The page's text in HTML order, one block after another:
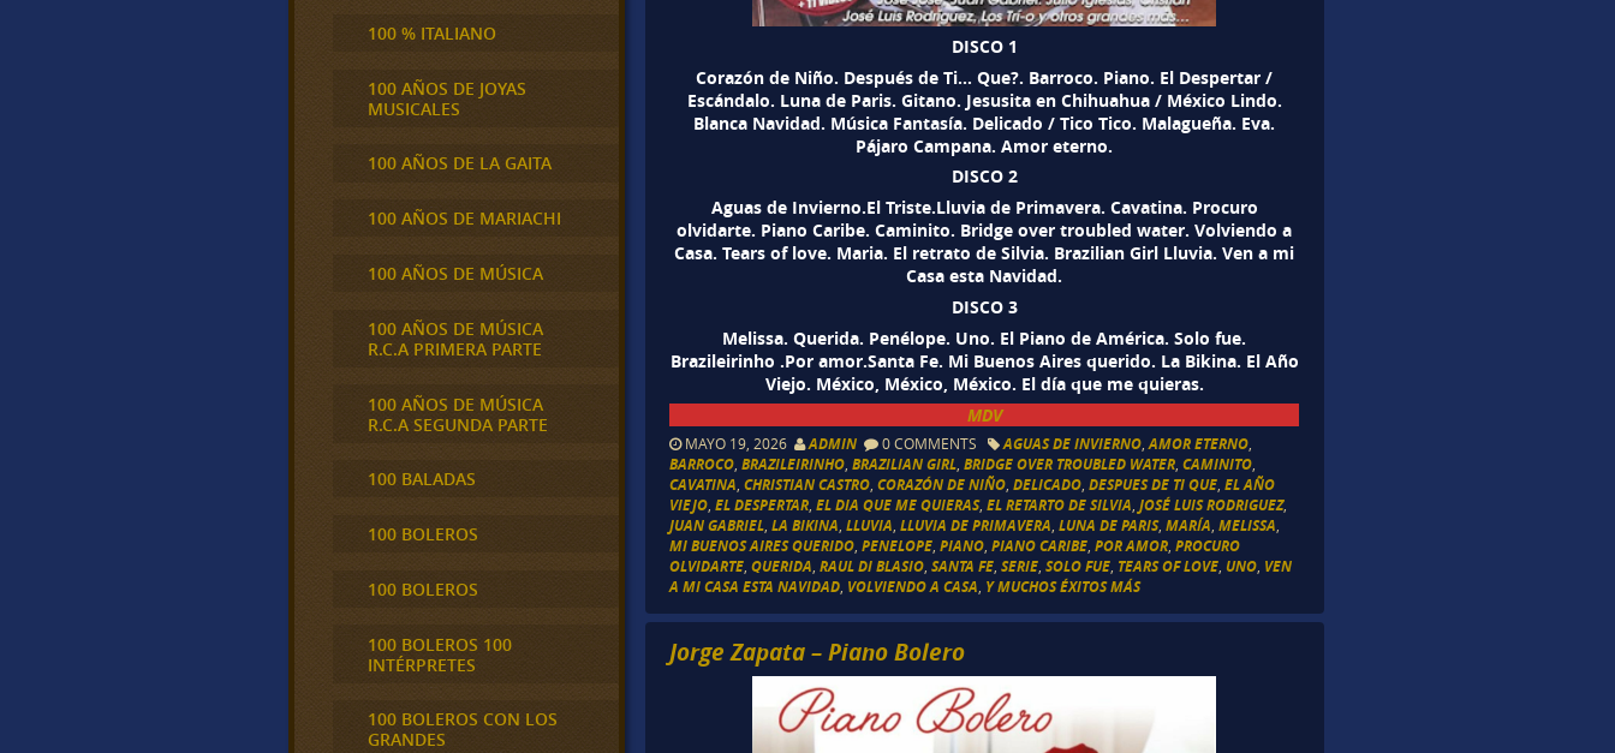
DISCO 1
Corazón de Niño. Después de Ti… Que?. Barroco. Piano. El Despertar /
Escándalo. Luna de Paris. Gitano. Jesusita en Chihuahua / México Lindo.
Blanca Navidad. Música Fantasía. Delicado / Tico Tico. Malagueña. Eva.
Pájaro Campana. Amor eterno.
DISCO 2
Aguas de Invierno.El Triste.Lluvia de Primavera. Cavatina. Procuro
olvidarte. Piano Caribe. Caminito. Bridge over troubled water. Volviendo a
Casa. Tears of love. Maria. El retrato de Silvia. Brazilian Girl Lluvia. Ven a mi
Casa esta Navidad.
DISCO 3
Melissa. Querida. Penélope. Uno. El Piano de América. Solo fue.
Brazileirinho .Por amor.Santa Fe. Mi Buenos Aires querido. La Bikina. El Año
Viejo. México, México, México. El día que me quieras.
MDV
MAYO 19, 2026 ADMIN 0 COMMENTS AGUAS DE INVIERNO,AMOR ETERNO,
BARROCO,BRAZILEIRINHO,BRAZILIAN GIRL,BRIDGE OVER TROUBLED WATER,CAMINITO,
CAVATINA,CHRISTIAN CASTRO,CORAZÓN DE NIÑO,DELICADO,DESPUES DE TI QUE,EL AÑO
VIEJO,EL DESPERTAR,EL DIA QUE ME QUIERAS,EL RETARTO DE SILVIA,JOSÉ LUIS RODRIGUEZ,
JUAN GABRIEL,LA BIKINA,LLUVIA,LLUVIA DE PRIMAVERA,LUNA DE PARIS,MARÍA,MELISSA,
MI BUENOS AIRES QUERIDO,PENELOPE,PIANO,PIANO CARIBE,POR AMOR,PROCURO
OLVIDARTE,QUERIDA,RAUL DI BLASIO,SANTA FE,SERIE,SOLO FUE, TEARS OF LOVE, UNO, VEN
A MI CASA ESTA NAVIDAD, VOLVIENDO A CASA, Y MUCHOS ÉXITOS MÁS
Jorge Zapata – Piano Bolero
100 % ITALIANO
100 AÑOS DE JOYAS
MUSICALES
100 AÑOS DE LA GAITA
100 AÑOS DE MARIACHI
100 AÑOS DE MÚSICA
100 AÑOS DE MÚSICA
R.C.A PRIMERA PARTE
100 AÑOS DE MÚSICA
R.C.A SEGUNDA PARTE
100 BALADAS
100 BOLEROS
100 BOLEROS
100 BOLEROS 100
INTÉRPRETES
100 BOLEROS CON LOS
GRANDES